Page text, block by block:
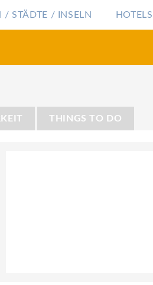
/ STÄDTE / INSELN HOTELS
THINGS TO DO